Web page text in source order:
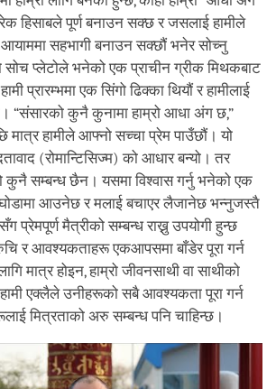
हिसाबले पूर्ण बनाउन सक्छ र जसलाई हामीले
सहभागी बनाउन सक्छौं भनेर सोच्नु
सोच प्लेटोले भनेको एक प्राचीन ग्रीक मिथकबाट
प्रारम्भमा एक सिंगो ढिक्का थियौं र हामीलाई
“संसारको कुनै कुनामा हाम्रो आधा अंग छ,”
मात्र हामीले आफ्नो सच्चा प्रेम पाउँछौं। यो
(रोमान्टिसिज्म) को आधार बन्यो। तर
कुनै सम्बन्ध छैन। यसमा विश्वास गर्नु भनेको एक
आउनेछ र मलाई बचाएर लैजानेछ भन्नुजस्तै
प्रेमपूर्ण मैत्रीको सम्बन्ध राख्नु उपयोगी हुन्छ
र आवश्यकताहरू एकआपसमा बाँडेर पूरा गर्न
मात्र होइन, हाम्रो जीवनसाथी वा साथीको
एक्लैले उनीहरूको सबै आवश्यकता पूरा गर्न
मित्रताको अरु सम्बन्ध पनि चाहिन्छ।